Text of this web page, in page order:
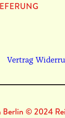
Vertrag
© 2024